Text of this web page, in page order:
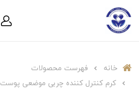
خانه
فهرست محصولات
کرم کنترل کننده چربی موضعی پوست